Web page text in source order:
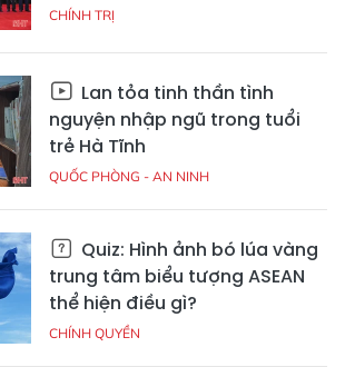
CHÍNH TRỊ
Lan tỏa tinh thần tình
nguyện nhập ngũ trong tuổi
trẻ Hà Tĩnh
QUỐC PHÒNG - AN NINH
Quiz: Hình ảnh bó lúa vàng
trung tâm biểu tượng ASEAN
thể hiện điều gì?
CHÍNH QUYỀN